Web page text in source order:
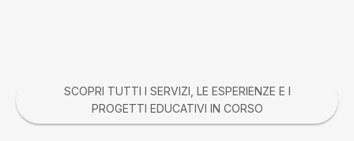
SCOPRI TUTTI I SERVIZI, LE ESPERIENZE E I
PROGETTI EDUCATIVI IN CORSO